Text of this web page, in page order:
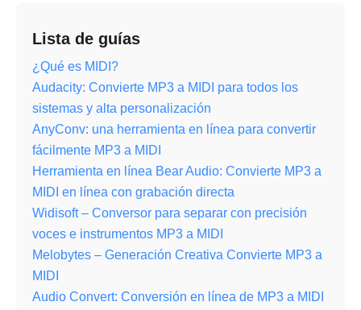
Lista de guías
¿Qué es MIDI?
Audacity: Convierte MP3 a MIDI para todos los
sistemas y alta personalización
AnyConv: una herramienta en línea para convertir
fácilmente MP3 a MIDI
Herramienta en línea Bear Audio: Convierte MP3 a
MIDI en línea con grabación directa
Widisoft – Conversor para separar con precisión
voces e instrumentos MP3 a MIDI
Melobytes – Generación Creativa Convierte MP3 a
MIDI
Audio Convert: Conversión en línea de MP3 a MIDI